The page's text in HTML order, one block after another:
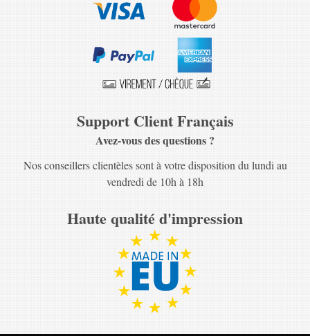
Support Client Français
Avez-vous des questions ?
Nos conseillers clientèles sont à votre disposition du lundi au
vendredi de 10h à 18h
Haute qualité d'impression